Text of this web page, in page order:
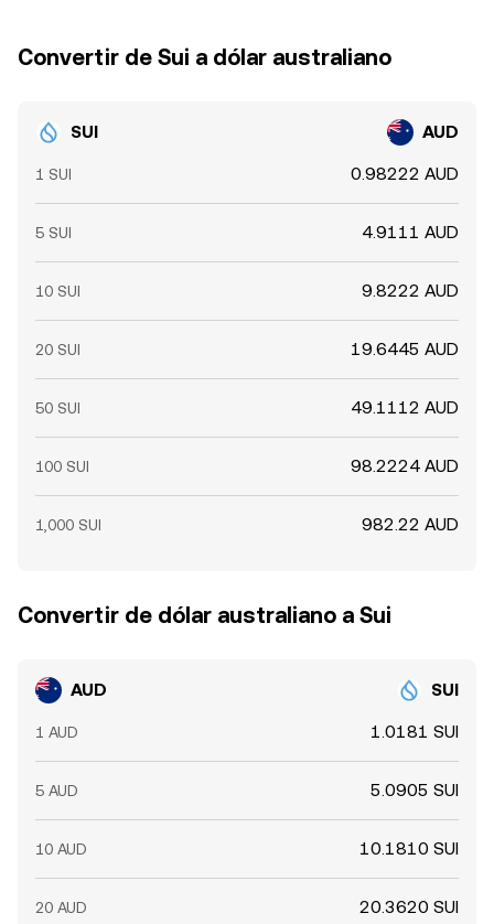
Convertir de Sui a dólar australiano
SUI AUD
1 SUI 0.98222 AUD
5 SUI 4.9111 AUD
10 SUI 9.8222 AUD
20 SUI 19.6445 AUD
50 SUI 49.1112 AUD
100 SUI 98.2224 AUD
1,000 SUI 982.22 AUD
Convertir de dólar australiano a Sui
AUD SUI
1 AUD 1.0181 SUI
5 AUD 5.0905 SUI
10 AUD 10.1810 SUI
20 AUD 20.3620 SUI